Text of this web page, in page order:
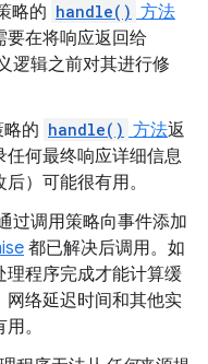
略的 handle() 方法
要在将响应返回给
逻辑之前对其进行修
略的 handle() 方法返
任何最终响应详细信息
）可能很有用。
过调用策略向事件添加
都已解决后调用。如
理程序完成才能计算缓
网络延迟时间和其他实
。